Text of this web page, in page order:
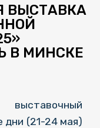
ВЫСТАВКА
В МИНСКЕ
выставочный
дни (21-24 мая)